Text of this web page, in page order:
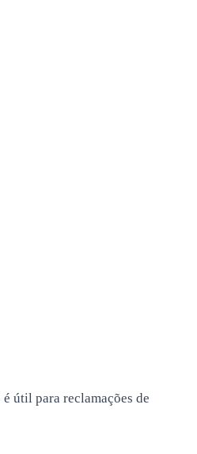
útil para reclamações de